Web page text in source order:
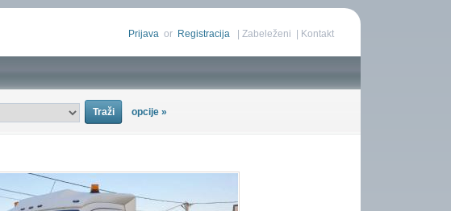
Prijava or Registracija Zabeleženi Kontakt
opcije »